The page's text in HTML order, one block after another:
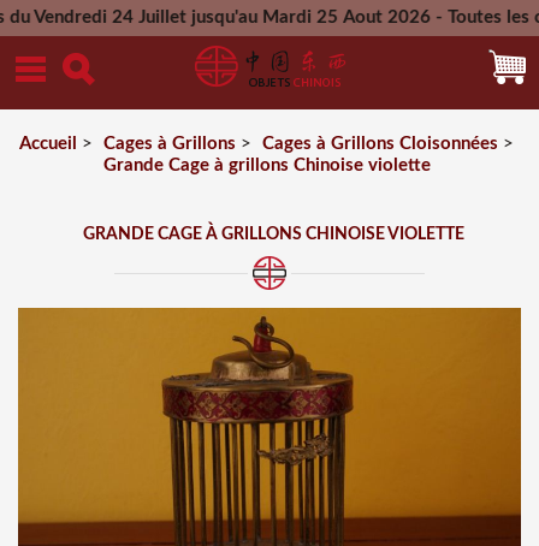
24 Juillet jusqu'au Mardi 25 Aout 2026 - Toutes les
Mercredi 26 Aout 2026
Accueil > Cages à Grillons > Cages à Grillons Cloisonnées >
Grande Cage à grillons Chinoise violette
GRANDE CAGE À GRILLONS CHINOISE VIOLETTE